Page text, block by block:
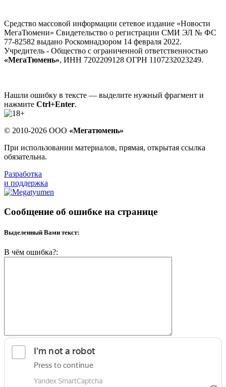
Средство массовой информации сетевое издание «Новости
МегаТюмени» Свидетельство о регистрации СМИ ЭЛ № ФС
77-82582 выдано Роскомнадзором 14 февраля 2022.
Учредитель - Общество с ограниченной ответственностью
«МегаТюмень», ИНН 7202209128 ОГРН 1107232023249.
Нашли ошибку в тексте — выделите нужный фрагмент и
нажмите Ctrl+Enter.
© 2010-2026 ООО «Мегатюмень»
При использовании материалов, прямая, открытая ссылка
обязательна.
Разработка
и поддержка
Сообщение об ошибке на странице
Выделенный Вами текст:
В чём ошибка?: